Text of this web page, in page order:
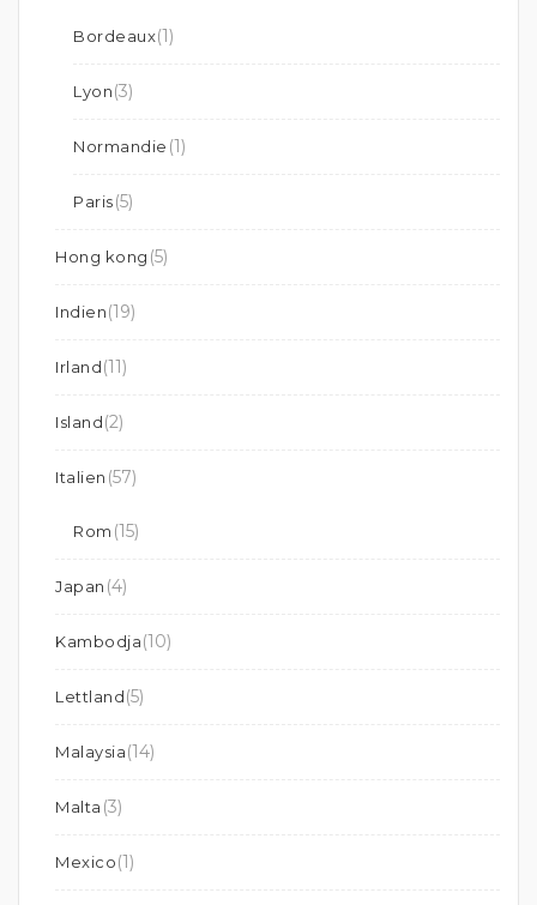
Bordeaux(1)
Lyon(3)
Normandie (1)
Paris(5)
Hong kong (5)
Indien(19)
Irland(11)
Island(2)
Italien (57)
Rom (15)
Japan (4)
Kambodja(10)
Lettland(5)
Malaysia(14)
Malta (3)
Mexico(1)